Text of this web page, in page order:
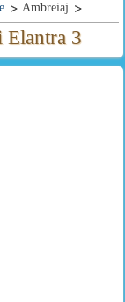
Ambreiaj
3